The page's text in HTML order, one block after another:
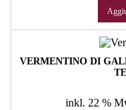
VERMENTINO DI
inkl. 22 %